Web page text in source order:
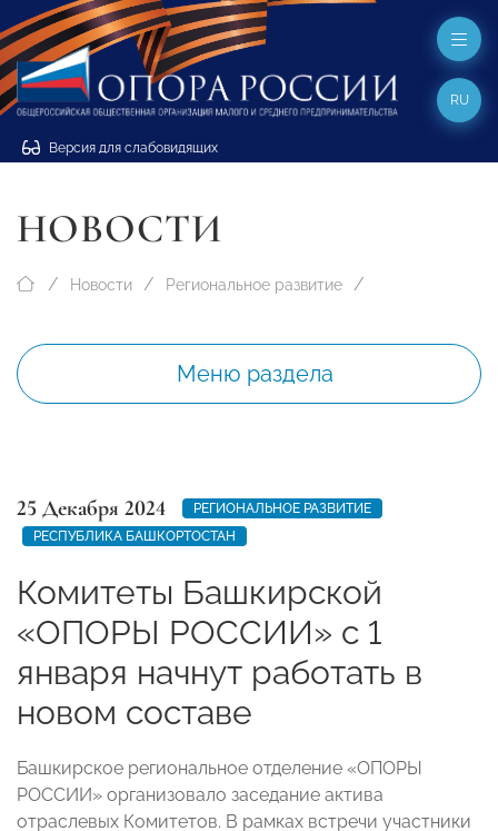
Версия для слабовидящих
RU
НОВОСТИ
Новости Региональное развитие
Меню раздела
25 Декабря 2024
РЕГИОНАЛЬНОЕ РАЗВИТИЕ
РЕСПУБЛИКА БАШКОРТОСТАН
Комитеты Башкирской
«ОПОРЫ РОССИИ» с 1
января начнут работать в
новом составе
Башкирское региональное отделение «ОПОРЫ
РОССИИ» организовало заседание актива
отраслевых Комитетов. В рамках встречи участники